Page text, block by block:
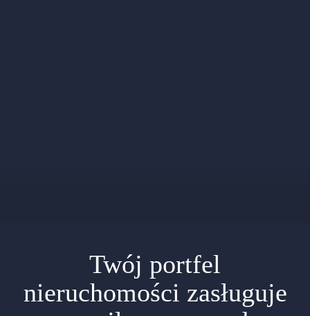
Twój portfel
nieruchomości zasługuje